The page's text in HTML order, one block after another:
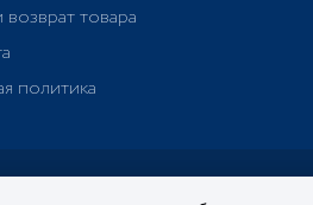
возврат товара
политика